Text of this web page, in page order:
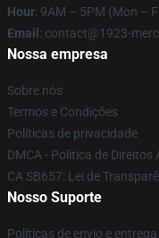
Hour: 9AM – 5PM (Mon –
Email : contact@1923-
Nossa empresa
Sobre nós
Termos e Condições
Políticas de privacidade
DMCA - Política de Direitos
CA SB657: Lei de
Nosso Suporte
Políticas de envio e entrega